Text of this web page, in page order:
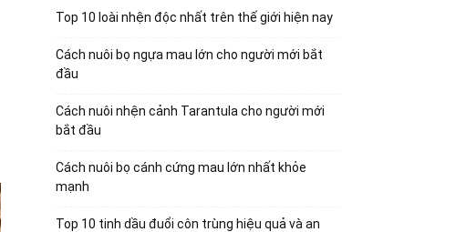
Top 10 loài nhện độc nhất trên thế giới hiện nay
Cách nuôi bọ ngựa mau lớn cho người mới bắt
đầu
Cách nuôi nhện cảnh Tarantula cho người mới
bắt đầu
Cách nuôi bọ cánh cứng mau lớn nhất khỏe
mạnh
Top 10 tinh dầu đuổi côn trùng hiệu quả và an